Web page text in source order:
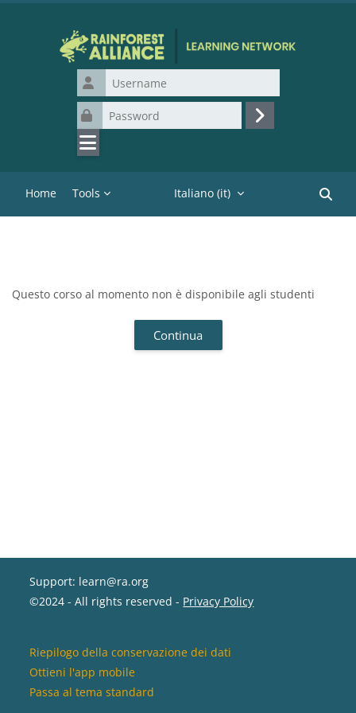
Username
Password
Login
Home Tools Italiano ‎(it)‎
Cerca
Questo corso al momento non è disponibile agli studenti
Continua
Support: learn@ra.org
©2024 - All rights reserved - Privacy Policy
Riepilogo della conservazione dei dati
Ottieni l'app mobile
Passa al tema standard